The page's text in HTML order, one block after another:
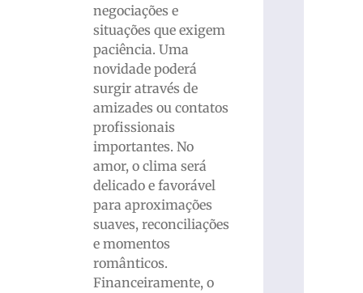
negociações e
situações que exigem
paciência. Uma
novidade poderá
surgir através de
amizades ou contatos
profissionais
importantes. No
amor, o clima será
delicado e favorável
para aproximações
suaves, reconciliações
e momentos
românticos.
Financeiramente, o